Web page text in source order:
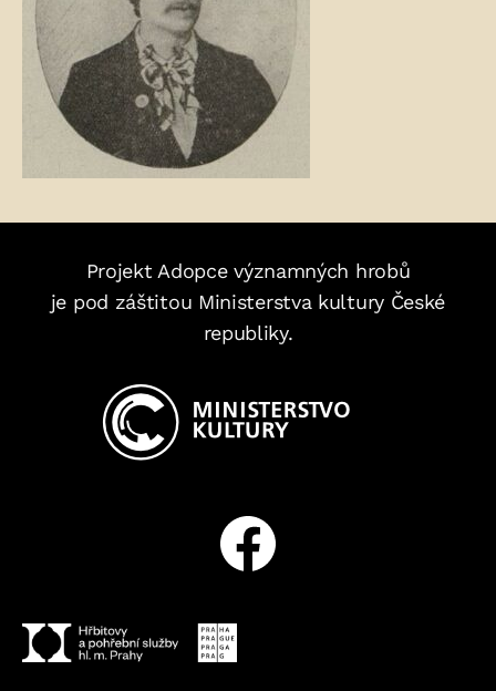
Projekt Adopce významných hrobů
je pod záštitou Ministerstva kultury České
republiky.
Facebook